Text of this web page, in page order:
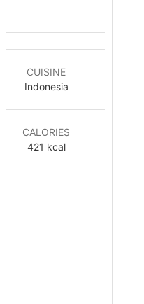
CUISINE
Indonesia
CALORIES
421 kcal